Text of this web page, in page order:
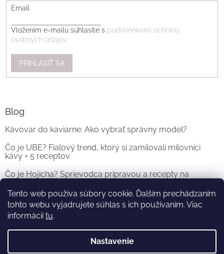
Tento web používa súbory cookie. Ďalším prechádzaním
tohto webu vyjadrujete súhlas s ich používaním. Viac
informáciítu.
Nastavenie
Email
Vložením e-mailu súhlasíte s podmienkami ochrany
osobných údajov
PRIHLÁSIŤ SA
Blog
Kávovar do kaviarne: Ako vybrať správny model?
Čo je UBE? Fialový trend, ktorý si zamilovali milovníci
kávy + 5 receptov
Čo je Hojicha? Sprievodca prípravou a recepty na
ARCHÍV
Vytvoril Shoptet a